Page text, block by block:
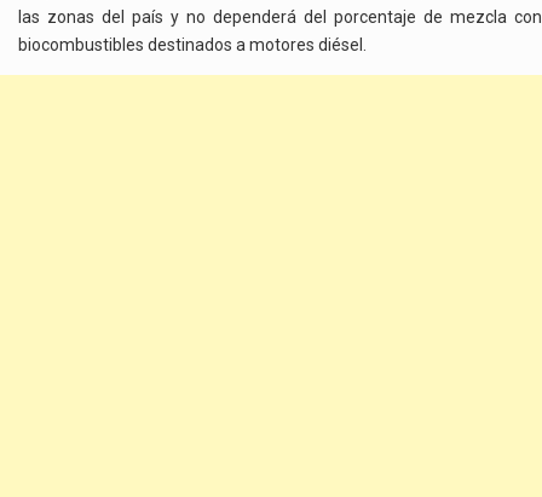
las zonas del país y no dependerá del porcentaje de mezcla con
biocombustibles destinados a motores diésel.